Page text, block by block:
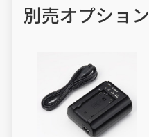
別売オプション